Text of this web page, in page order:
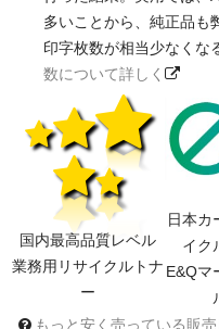
多いことから、純正品も
印字枚数が相当少なくな
数について詳しく
国内最高品質レベル
業務用リサイクルトナ
ー
日本カ
イク
E&Qマ
もっと安く売っている販